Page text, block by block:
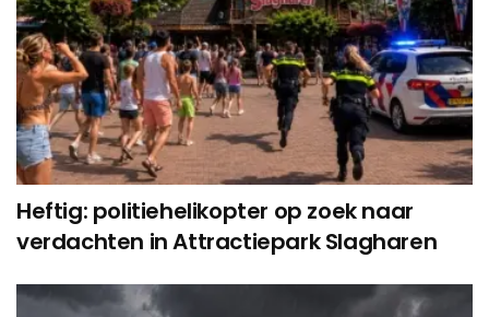
Heftig: politiehelikopter op zoek naar
verdachten in Attractiepark Slagharen